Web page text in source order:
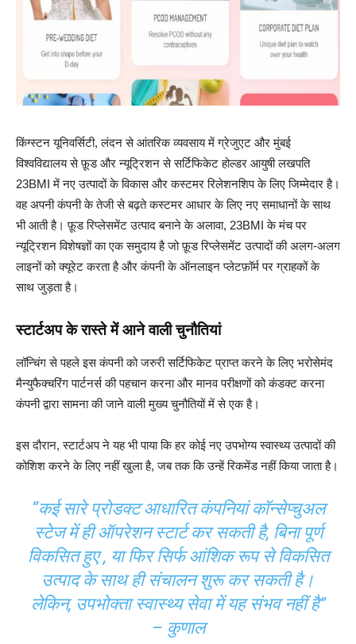
किंग्स्टन यूनिवर्सिटी, लंदन से आंतरिक व्यवसाय में ग्रेजुएट और मुंबई
विश्वविद्यालय से फ़ूड और न्यूट्रिशन से सर्टिफिकेट होल्डर आयुषी लखपति
23BMI में नए उत्पादों के विकास और कस्टमर रिलेशनशिप के लिए जिम्मेदार है।
वह अपनी कंपनी के तेजी से बढ़ते कस्टमर आधार के लिए नए समाधानों के साथ
भी आती है। फ़ूड रिप्लेसमेंट उत्पाद बनाने के अलावा, 23BMI के मंच पर
न्यूट्रिशन विशेषज्ञों का एक समुदाय है जो फ़ूड रिप्लेसमेंट उत्पादों की अलग-अलग
लाइनों को क्यूरेट करता है और कंपनी के ऑनलाइन प्लेटफ़ॉर्म पर ग्राहकों के
साथ जुड़ता है।
स्टार्टअप के रास्ते में आने वाली चुनौतियां
लॉन्चिंग से पहले इस कंपनी को जरुरी सर्टिफिकेट प्राप्त करने के लिए भरोसेमंद
मैन्युफैक्चरिंग पार्टनर्स की पहचान करना और मानव परीक्षणों को कंडक्ट करना
कंपनी द्वारा सामना की जाने वाली मुख्य चुनौतियों में से एक है।
इस दौरान, स्टार्टअप ने यह भी पाया कि हर कोई नए उपभोग्य स्वास्थ्य उत्पादों की
कोशिश करने के लिए नहीं खुला है, जब तक कि उन्हें रिकमेंड नहीं किया जाता है।
“कई सारे प्रोडक्ट आधारित कंपनियां कॉन्सेप्चुअल
स्टेज में ही ऑपरेशन स्टार्ट कर सकती है, बिना पूर्ण
विकसित हुए , या फिर सिर्फ आंशिक रूप से विकसित
उत्पाद के साथ ही संचालन शुरू कर सकती है।
लेकिन, उपभोक्ता स्वास्थ्य सेवा में यह संभव नहीं है”
– कुणाल